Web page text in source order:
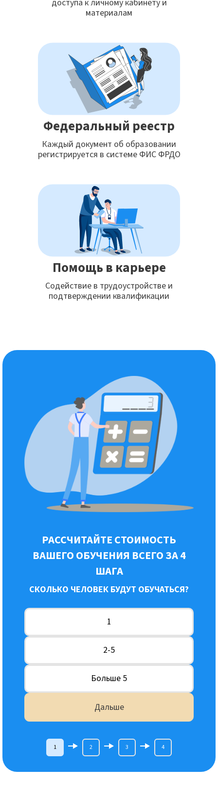
доступа к личному кабинету и
материалам
Федеральный реестр
Каждый документ об образовании
регистрируется в системе ФИС ФРДО
Помощь в карьере
Содействие в трудоустройстве и
подтверждении квалификации
РАССЧИТАЙТЕ СТОИМОСТЬ
ВАШЕГО ОБУЧЕНИЯ ВСЕГО ЗА 4
ШАГА
СКОЛЬКО ЧЕЛОВЕК БУДУТ ОБУЧАТЬСЯ?
1
2-5
Больше 5
Дальше
1 2 3 4